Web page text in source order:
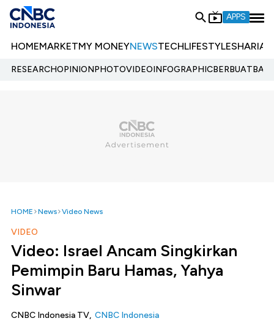
APPS
HOMEMARKETMY MONEYNEWSTECHLIFESTYLESHARIA
RESEARCHOPINIONPHOTOVIDEOINFOGRAPHIC
HOME News Video News
VIDEO
Video: Israel Ancam Singkirkan
Pemimpin Baru Hamas, Yahya
Sinwar
CNBC Indonesia TV, CNBC Indonesia